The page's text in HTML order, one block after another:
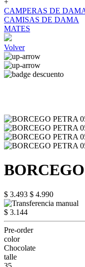
+
CAMPERAS DE
CAMISAS DE DAMA
MATES
Volver
$ 3.493 $ 4.990
$ 3.144
Pre-order
color
Chocolate
talle